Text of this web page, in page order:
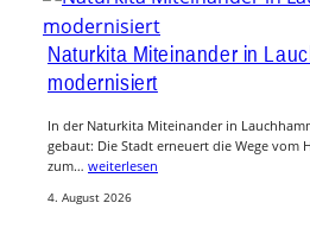
Naturkita Miteinander in
modernisiert
In der Naturkita Miteinander in
gebaut: Die Stadt erneuert die Wege vom
zum… weiterlesen
4. August 2026